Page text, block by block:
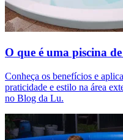
O que é uma piscina
Conheça os benefícios e
praticidade e estilo na área
no Blog da Lu.